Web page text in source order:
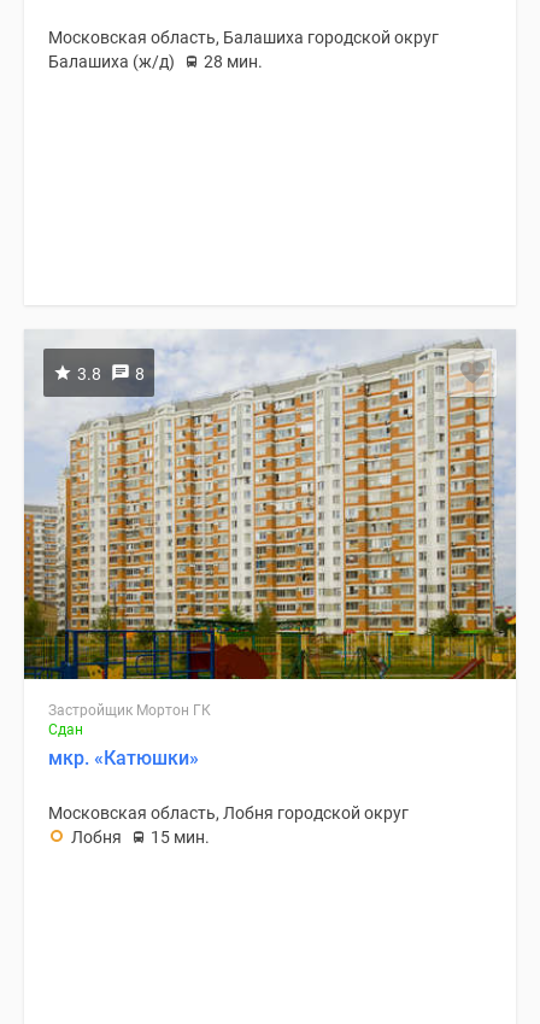
Московская область, Балашиха городской округ
Балашиха (ж/д)
28 мин.
3.8 8
Застройщик Мортон ГК
Сдан
мкр. «Катюшки»
Московская область, Лобня городской округ
Лобня
15 мин.